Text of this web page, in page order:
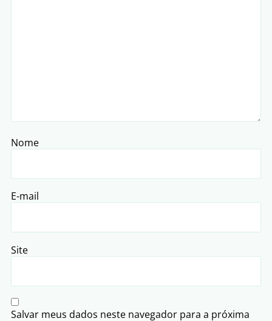
Nome
E-mail
Site
Salvar meus dados neste navegador para a próxima